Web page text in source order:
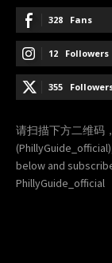
328 Fans
12 Followers
355
请扫描下方二维码
below and
PhillyGuide_official